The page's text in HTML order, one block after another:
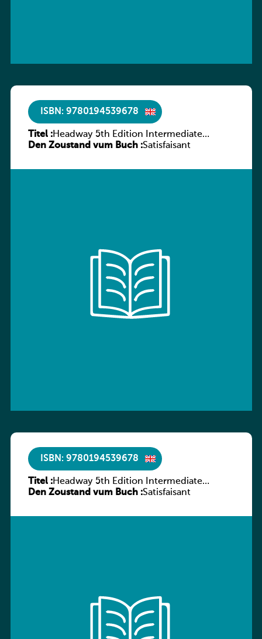
ISBN: 9780194539678
Titel :Headway 5th Edition Intermediate
Workbook without key
Den Zoustand vum Buch :Satisfaisant
ISBN: 9780194539678
Titel :Headway 5th Edition Intermediate
Workbook without key
Den Zoustand vum Buch :Satisfaisant